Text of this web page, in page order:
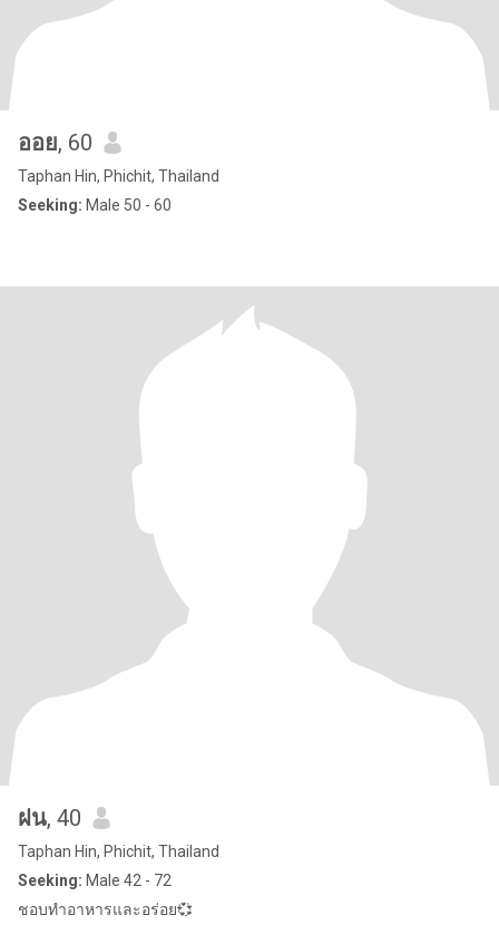
ออย, 60
Taphan Hin, Phichit, Thailand
Seeking: Male 50 - 60
ฝน, 40
Taphan Hin, Phichit, Thailand
Seeking: Male 42 - 72
ชอบทำอาหารและอร่อย💞